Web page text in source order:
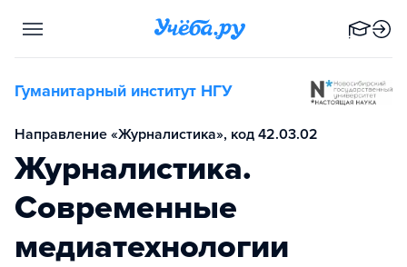
Гуманитарный институт НГУ
Направление «Журналистика», код 42.03.02
Журналистика.
Современные
медиатехнологии